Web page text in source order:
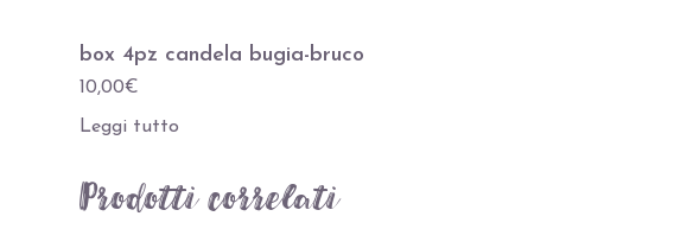
box 4pz candela bugia-bruco
10,00€
Leggi tutto
Prodotti correlati